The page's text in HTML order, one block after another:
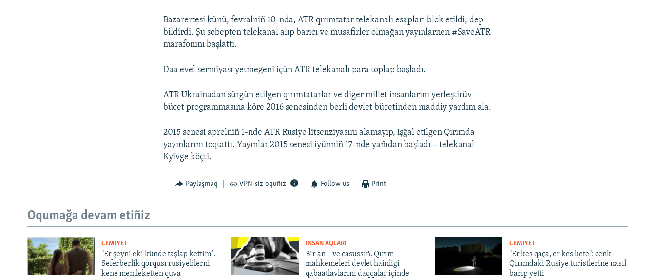
Bazarertesi künü, fevralniñ 10-nda, ATR qırımtatar telekanalı esapları blok etildi, dep
bildirdi. Şu sebepten telekanal alıp barıcı ve musafirler olmağan yayınlarnen #SaveATR
marafonını başlattı.
Daa evel sermiyası yetmegeni içün ATR telekanalı para toplap başladı.
ATR Ukrainadan sürgün etilgen qırımtatarlar ve diger millet insanlarını yerleştirüv
bücet programmasına köre 2016 senesinden berli devlet bücetinden maddiy yardım ala.
2015 senesi aprelniñ 1-nde ATR Rusiye litsenziyasını alamayıp, işğal etilgen Qırımda
yayınlarını toqtattı. Yayınlar 2015 senesi iyünniñ 17-nde yañıdan başladı – telekanal
Kyivge köçti.
Paylaşmaq VPN-siz oquñız Follow us Print
Oqumağa devam etiñiz
CEMİYET
"Er şeyni eki künde taşlap kettim".
Seferberlik qorqusı rusiyelilerni
kene memleketten quva
İNSAN AQLARI
Bir an – ve casussıñ. Qırım
mahkemeleri devlet hainligi
qabaatlavlarını daqqalar içinde
CEMİYET
"Er kes qaça, er kes kete": cenk
Qırımdaki Rusiye turistlerine nasıl
barıp yetti